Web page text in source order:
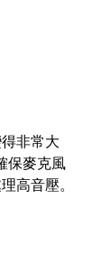
非常大
保麥克風
高音壓。